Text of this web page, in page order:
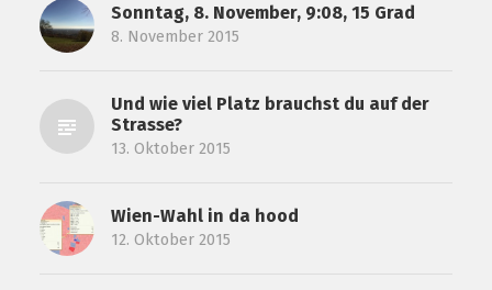
Sonntag, 8. November, 9:08, 15 Grad
8. November 2015
Und wie viel Platz brauchst du auf der
Strasse?
13. Oktober 2015
Wien-Wahl in da hood
12. Oktober 2015